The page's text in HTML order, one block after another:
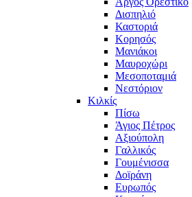
Δισπηλιό
Καστοριά
Κορησός
Μανιάκοι
Μαυροχώρι
Μεσοποταμιά
Νεστόριον
Κιλκίς
Πίσω
Άγιος Πέτρος
Αξιούπολη
Γαλλικός
Γουμένισσα
Δοϊράνη
Ευρωπός